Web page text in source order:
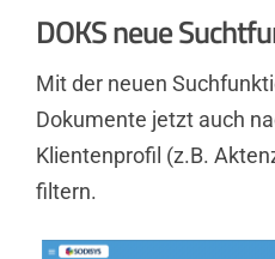
DOKS neue
Mit der neuen
Dokumente jetzt auch
Klientenprofil (z.B.
filtern.